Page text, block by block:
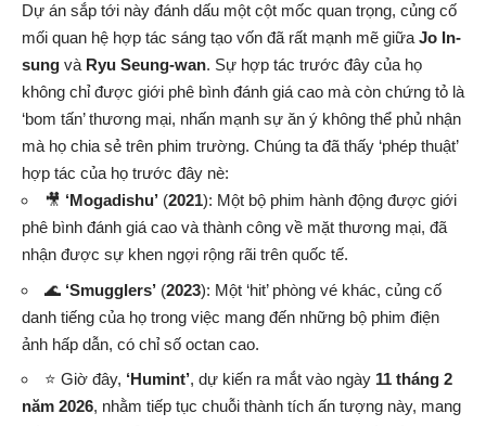
Dự án sắp tới này đánh dấu một cột mốc quan trọng, củng cố
mối quan hệ hợp tác sáng tạo vốn đã rất mạnh mẽ giữa Jo In-
sung và Ryu Seung-wan. Sự hợp tác trước đây của họ
không chỉ được giới phê bình đánh giá cao mà còn chứng tỏ là
‘bom tấn’ thương mại, nhấn mạnh sự ăn ý không thể phủ nhận
mà họ chia sẻ trên phim trường. Chúng ta đã thấy ‘phép thuật’
hợp tác của họ trước đây nè:
🎥 ‘Mogadishu’ (2021): Một bộ phim hành động được giới
phê bình đánh giá cao và thành công về mặt thương mại, đã
nhận được sự khen ngợi rộng rãi trên quốc tế.
🌊 ‘Smugglers’ (2023): Một ‘hit’ phòng vé khác, củng cố
danh tiếng của họ trong việc mang đến những bộ phim điện
ảnh hấp dẫn, có chỉ số octan cao.
⭐ Giờ đây, ‘Humint’, dự kiến ra mắt vào ngày 11 tháng 2
năm 2026, nhằm tiếp tục chuỗi thành tích ấn tượng này, mang